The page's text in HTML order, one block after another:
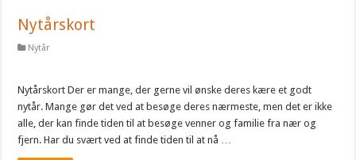
Nytårskort
Nytår
Nytårskort Der er mange, der gerne vil ønske deres kære et godt
nytår. Mange gør det ved at besøge deres nærmeste, men det er ikke
alle, der kan finde tiden til at besøge venner og familie fra nær og
fjern. Har du svært ved at finde tiden til at nå …